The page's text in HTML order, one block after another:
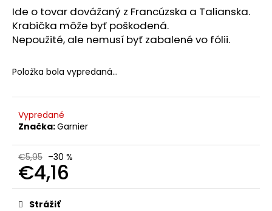
Ide o tovar dovážaný z Francúzska a Talianska.
Krabička môže byť poškodená.
Nepoužité, ale nemusí byť zabalené vo fólii.
Položka bola vypredaná…
Vypredané
Značka:Garnier
€5,95 –30 %
€4,16
Jednotková
cena:Strážiť
DERMOKOZMETICKÝ
KRÉM
NA
REDUKCIU
POSILNENIE
€9,99